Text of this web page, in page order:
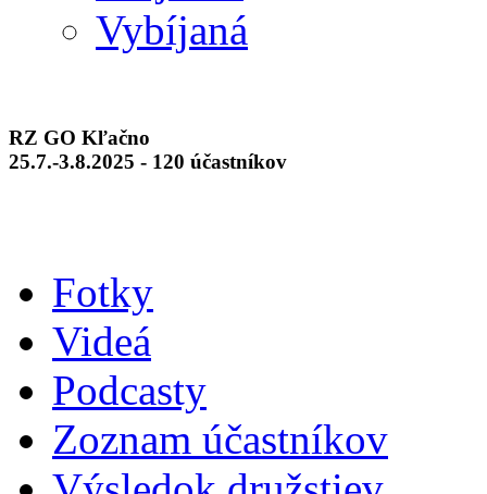
Vybíjaná
RZ GO Kľačno
25.7.-3.8.2025 - 120 účastníkov
Fotky
Videá
Podcasty
Zoznam účastníkov